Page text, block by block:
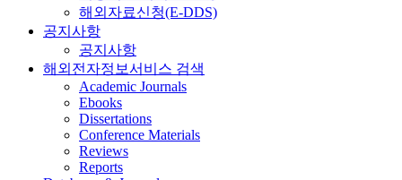
해외자료신청(E-DDS)
공지사항
공지사항
해외전자정보서비스 검색
Academic Journals
Ebooks
Dissertations
Conference Materials
Reviews
Reports